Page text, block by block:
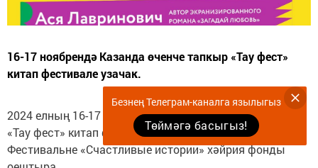
16-17 ноябрендә Казанда өченче тапкыр «Тау фест»
китап фестивале узачак.
2024 елның 16-17 ноябрендә Казанда өченче тапкыр
«Тау фест» китап фестивале узачак.
Фестивальне «Счастливые истории» хәйрия фонды
Безнең Телеграм-каналга язылыгыз
Төймәгә басыгыз!